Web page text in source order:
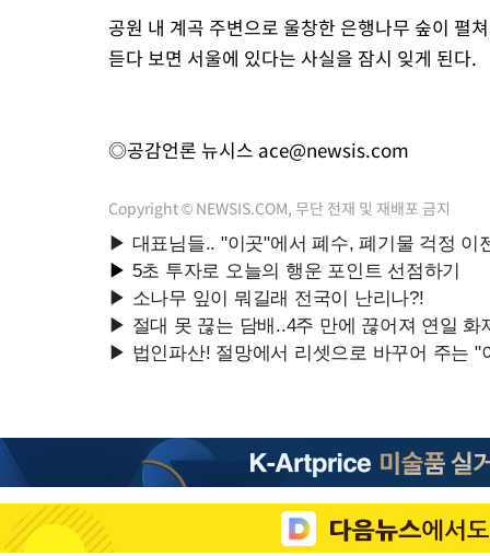
공원 내 계곡 주변으로 울창한 은행나무 숲이 펼
듣다 보면 서울에 있다는 사실을 잠시 잊게 된다.
◎공감언론 뉴시스 ace@newsis.com
Copyright © NEWSIS.COM, 무단 전재 및 재배포 금지